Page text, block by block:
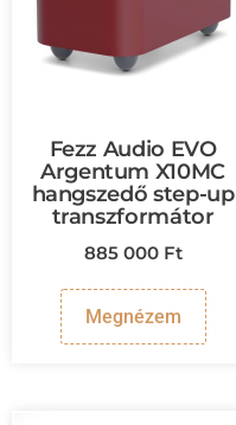
Fezz Audio EVO
Argentum X10MC
hangszedő step-up
transzformátor
885 000 Ft
Megnézem